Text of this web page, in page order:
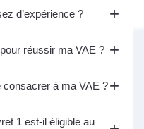
d’expérience ?
réussir ma VAE ?
à ma VAE ?
1 est-il éligible au